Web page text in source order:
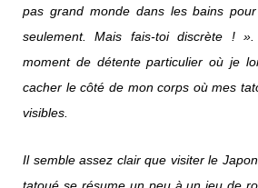
pas grand monde dans les bains
seulement. Mais fais-toi discrète !
moment de détente particulier où je
cacher le côté de mon corps où mes
visibles.
Il semble assez clair que visiter le